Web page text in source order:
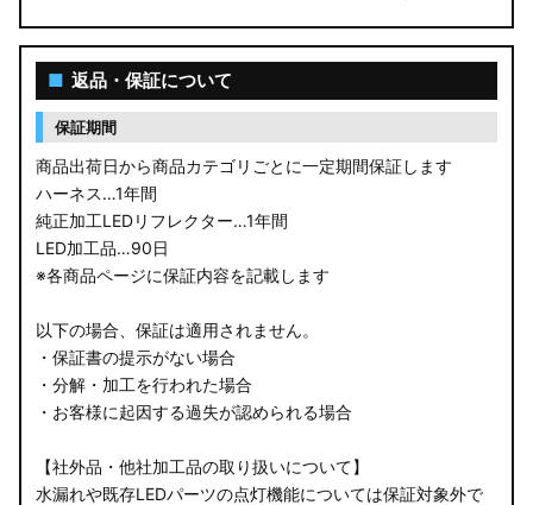
LA650S タントカスタム
LA600S タントカスタム
LA150S ムーヴカスタム
LA700S ウェイク
GN0W アウトランダー
GK1W/GK9W エクリプスクロス
CV1W デリカD:5
B34A/B35A/B37A/B38A デリカミニ
B34W/B35W/B37W/B38W ekクロススペース
■ 返品・保証について
保証期間
商品出荷日から商品カテゴリごとに一定期間保証します
ハーネス…1年間
純正加工LEDリフレクター…1年間
LED加工品…90日
※各商品ページに保証内容を記載します
以下の場合、保証は適用されません。
・保証書の提示がない場合
・分解・加工を行われた場合
・お客様に起因する過失が認められる場合
【社外品・他社加工品の取り扱いについて】
水漏れや既存LEDパーツの点灯機能については保証対象外で